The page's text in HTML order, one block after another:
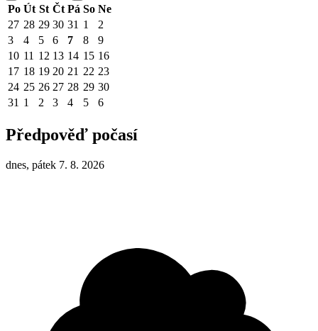
Po Út St Čt Pá So Ne
27 28 29 30 31 1
2
3
4 5 6 7 8
9
10 11 12 13 14 15 16
17 18 19 20 21 22 23
24 25 26 27 28 29 30
31 1 2 3 4 5 6
Předpověď počasí
dnes, pátek 7. 8. 2026